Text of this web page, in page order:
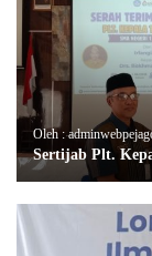
Oleh :
Sertijab Plt.